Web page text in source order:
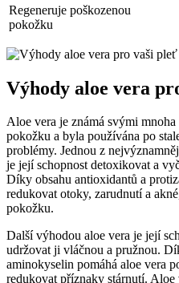
Regeneruje poškozenou
pokožku
Výhody aloe vera
Aloe vera je známá svými
pokožku a byla používána po
problémy. Jednou z
je její schopnost detoxikovat a
Díky obsahu antioxidantů a
redukovat otoky, zarudnutí a
pokožku.
Další výhodou aloe vera je její
udržovat ji vláčnou a pružnou.
aminokyselin pomáhá aloe vera
redukovat příznaky stárnutí. Aloe